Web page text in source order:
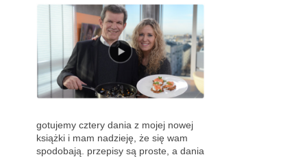
gotujemy cztery dania z mojej nowej
książki i mam nadzieję, że się wam
spodobają. przepisy są proste, a dania